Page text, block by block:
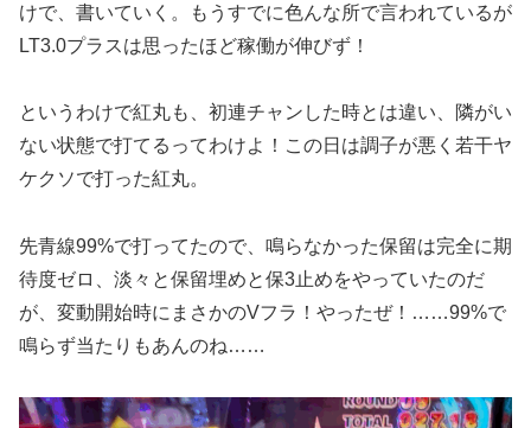
けで、書いていく。もうすでに色んな所で言われているが
LT3.0プラスは思ったほど稼働が伸びず！
というわけで紅丸も、初連チャンした時とは違い、隣がい
ない状態で打てるってわけよ！この日は調子が悪く若干ヤ
ケクソで打った紅丸。
先青線99%で打ってたので、鳴らなかった保留は完全に期
待度ゼロ、淡々と保留埋めと保3止めをやっていたのだ
が、変動開始時にまさかのVフラ！やったぜ！……99%で
鳴らず当たりもあんのね……